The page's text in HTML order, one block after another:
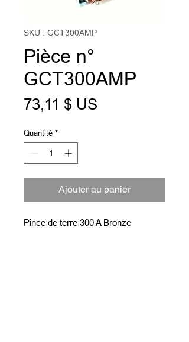
SKU : GCT300AMP
Pièce n°
GCT300AMP
73,11 $ US
Quantité *
Ajouter au panier
Pince de terre 300 A Bronze